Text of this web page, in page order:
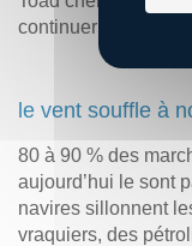
continuer à monter
le vent souffle à
80 à 90 % des
aujourd’hui le sont
navires sillonnent
vraquiers, des